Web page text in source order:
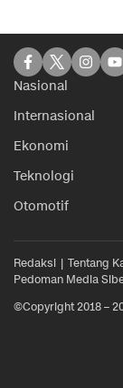
Nasional
Internasional
Ekonomi
Teknologi
Otomotif
Redaksi Tentang
Pedoman Media
©Copyright 2018 –